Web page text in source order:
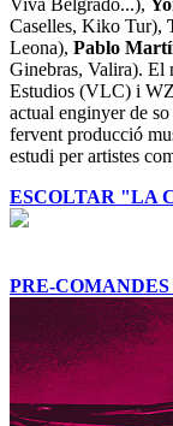
Caselles, Kiko Tur),
Leona), Pablo
Ginebras, Valira). El
Estudios (VLC) i
actual enginyer de
fervent producció
estudi per artistes
ESCOLTAR "LA
PRE-